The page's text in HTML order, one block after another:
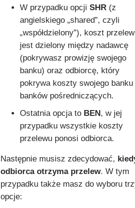
W przypadku opcji SHR (z
angielskiego „shared”, czyli
„współdzielony”), koszt
jest dzielony między nadawcę
(pokrywasz prowizję swojego
banku) oraz odbiorcę, który
pokrywa koszty swojego
banków pośredniczących.
Ostatnia opcja to BEN , w jej
przypadku wszystkie koszty
przelewu ponosi odbiorca.
Następnie musisz zdecydować,
odbiorca otrzyma przelew. W tym
przypadku także masz do wyboru
opcje: